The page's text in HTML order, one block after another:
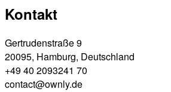
Kontakt
Gertrudenstraße 9
20095, Hamburg, Deutschland
+49 40 2093241 70
contact@ownly.de